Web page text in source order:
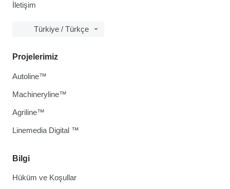
İletişim
Türkiye / Türkçe
Bilgi
Hüküm ve Koşullar
Projelerimiz
Autoline™
Machineryline™
Agriline™
Linemedia Digital ™